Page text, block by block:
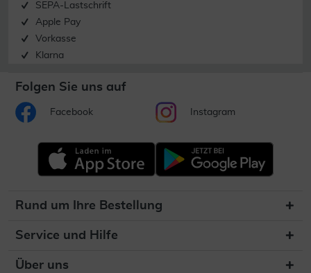
SEPA-Lastschrift
Apple Pay
Vorkasse
Klarna
Folgen Sie uns auf
Facebook Instagram
Rund um Ihre Bestellung
Service und Hilfe
Über uns